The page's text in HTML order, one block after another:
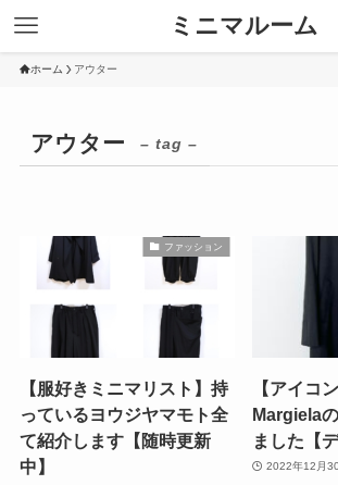
ミニマルーム
ホーム アウター
アウター – tag –
ファッション
【服好きミニマリスト】持
っているヨウジヤマモト全
て紹介します【随時更新
中】
【アイコ
Margiela
ました【
2022年12月